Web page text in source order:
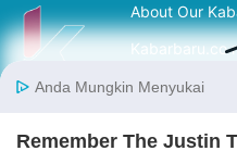
About Our
Kabarbaru.co
serta
Follow